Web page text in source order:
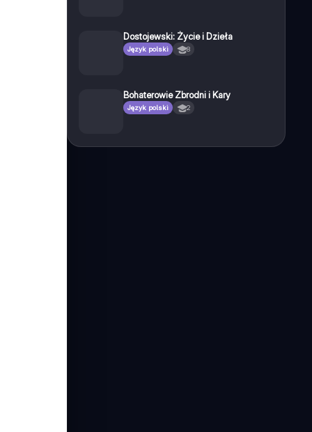
Dostojewski: Życie i Dzieła
Język polski 8
Bohaterowie Zbrodni i Kary
Język polski 2